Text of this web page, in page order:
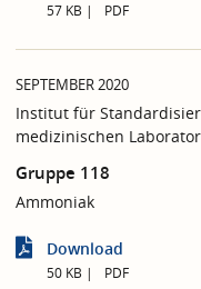
57 KB PDF
SEPTEMBER 2020
Institut für
medizinischen
Gruppe 118
Ammoniak
Download
50 KB PDF